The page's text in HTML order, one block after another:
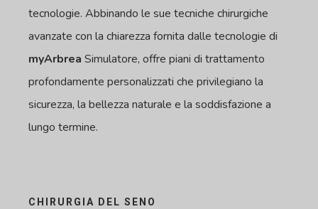
tecnologie. Abbinando le sue tecniche chirurgiche
avanzate con la chiarezza fornita dalle tecnologie di
myArbrea Simulatore, offre piani di trattamento
profondamente personalizzati che privilegiano la
sicurezza, la bellezza naturale e la soddisfazione a
lungo termine.
CHIRURGIA DEL SENO